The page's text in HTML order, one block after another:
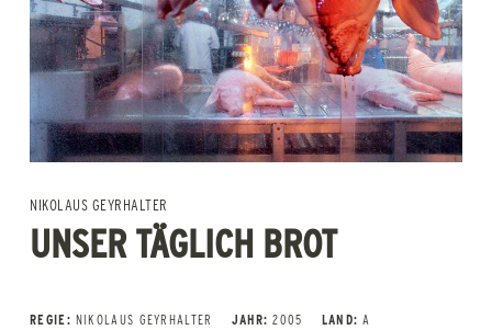
NIKOLAUS GEYRHALTER
UNSER TÄGLICH BROT
REGIE: NIKOLAUS GEYRHALTER JAHR: 2005 LAND: A